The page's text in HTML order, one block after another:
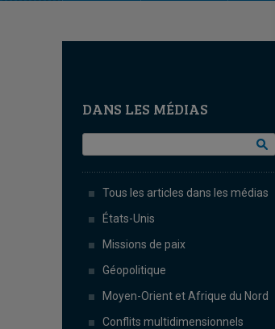
DANS LES MÉDIAS
Tous les articles dans les médias
États-Unis
Missions de paix
Géopolitique
Moyen-Orient et Afrique du Nord
Conflits multidimensionnels